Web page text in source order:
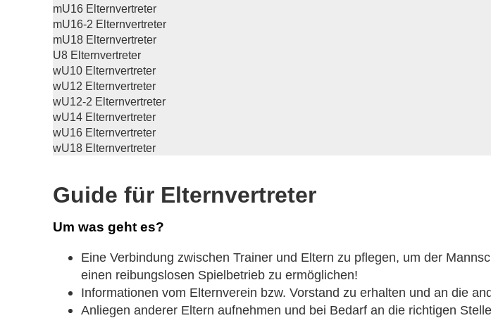
mU16 Elternvertreter
mU16-2 Elternvertreter
mU18 Elternvertreter
U8 Elternvertreter
wU10 Elternvertreter
wU12 Elternvertreter
wU12-2 Elternvertreter
wU14 Elternvertreter
wU16 Elternvertreter
wU18 Elternvertreter
Guide für Elternvertreter
Um was geht es?
Eine Verbindung zwischen Trainer und Eltern zu pflegen, um der
einen reibungslosen Spielbetrieb zu ermöglichen!
Informationen vom Elternverein bzw. Vorstand zu erhalten und an die
Anliegen anderer Eltern aufnehmen und bei Bedarf an die richtigen